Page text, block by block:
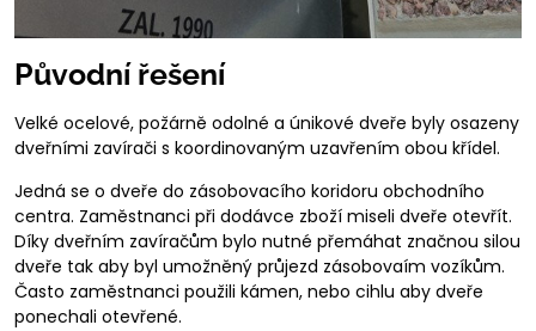
Původní řešení
Velké ocelové, požárně odolné a únikové dveře byly osazeny
dveřními zavírači s koordinovaným uzavřením obou křídel.
Jedná se o dveře do zásobovacího koridoru obchodního
centra. Zaměstnanci při dodávce zboží miseli dveře otevřít.
Díky dveřním zavíračům bylo nutné přemáhat značnou silou
dveře tak aby byl umožněný průjezd zásobovaím vozíkům.
Často zaměstnanci použili kámen, nebo cihlu aby dveře
ponechali otevřené.